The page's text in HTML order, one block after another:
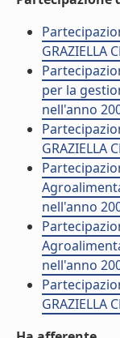
GRAZIELLA
per la
nell'anno
GRAZIELLA
nell'anno
nell'anno
GRAZIELLA